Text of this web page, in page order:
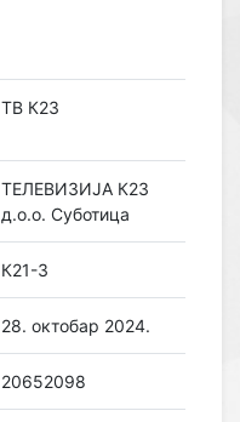
ТВ К23
ТЕЛЕВИЗИЈА К23
д.о.о. Суботица
К21-3
28. октобар 2024.
20652098